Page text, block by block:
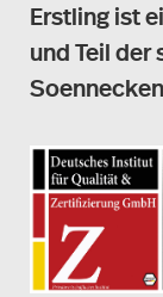
Erstling ist
und Teil der